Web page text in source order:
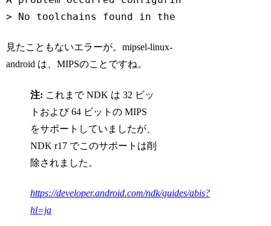
> No toolchains found in the NDK
見たこともないエラーが。mipsel-linux-
android は、MIPSのことですね。
注: これまで NDK は 32 ビッ
トおよび 64 ビットの MIPS
をサポートしていましたが、
NDK r17 でこのサポートは削
除されました。
https://developer.android.com/ndk/guides/abis?
hl=ja